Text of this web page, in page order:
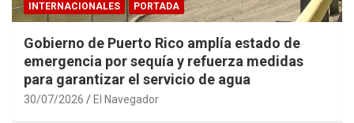
INTERNACIONALES PORTADA
Gobierno de Puerto Rico amplía estado de
emergencia por sequía y refuerza medidas
para garantizar el servicio de agua
30/07/2026 El Navegador